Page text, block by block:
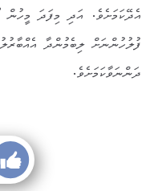
އެދޭކަމަށެވެ. އަދި މިފަދަ މީހުން
ފުލުހުންނަށް ލިބެމުންދާ
ދަންނަވާކަމަށެވެ.